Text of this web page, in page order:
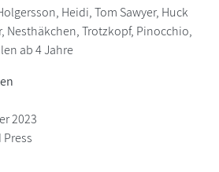
Heidi, Tom Sawyer, Huck
Nesthäkchen, Trotzkopf, Pinocchio,
ab 4 Jahre
2023